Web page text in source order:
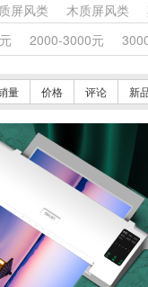
屏风类 木质屏风类
木质柜类
其他沙发类
发类
木骨架沙发类
等材料椅凳类
木骨架
类 木制台、桌类
藤床类
钢木床类
墨
专用照相机
议系统设备
音视频矩
信设备
碎
空气净化设备
空
喷墨打印机
防火墙
2000-3000元
量 价格 评论 新